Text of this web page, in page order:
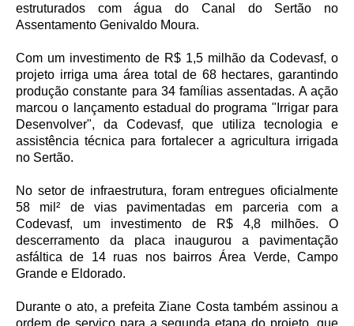
estruturados com água do Canal do Sertão no
Assentamento Genivaldo Moura.
Com um investimento de R$ 1,5 milhão da Codevasf, o
projeto irriga uma área total de 68 hectares, garantindo
produção constante para 34 famílias assentadas. A ação
marcou o lançamento estadual do programa "Irrigar para
Desenvolver", da Codevasf, que utiliza tecnologia e
assistência técnica para fortalecer a agricultura irrigada
no Sertão.
No setor de infraestrutura, foram entregues oficialmente
58 mil² de vias pavimentadas em parceria com a
Codevasf, um investimento de R$ 4,8 milhões. O
descerramento da placa inaugurou a pavimentação
asfáltica de 14 ruas nos bairros Área Verde, Campo
Grande e Eldorado.
Durante o ato, a prefeita Ziane Costa também assinou a
ordem de serviço para a segunda etapa do projeto, que